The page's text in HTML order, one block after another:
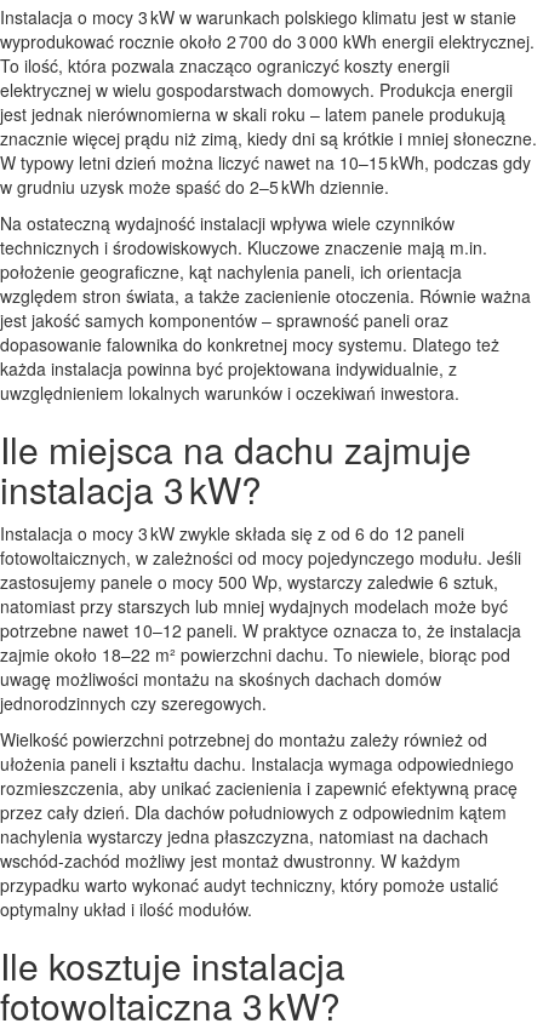
Instalacja o mocy 3 kW w warunkach polskiego klimatu jest w stanie
wyprodukować rocznie około 2 700 do 3 000 kWh energii elektrycznej.
To ilość, która pozwala znacząco ograniczyć koszty energii
elektrycznej w wielu gospodarstwach domowych. Produkcja energii
jest jednak nierównomierna w skali roku – latem panele produkują
znacznie więcej prądu niż zimą, kiedy dni są krótkie i mniej słoneczne.
W typowy letni dzień można liczyć nawet na 10–15 kWh, podczas gdy
w grudniu uzysk może spaść do 2–5 kWh dziennie.
Na ostateczną wydajność instalacji wpływa wiele czynników
technicznych i środowiskowych. Kluczowe znaczenie mają m.in.
położenie geograficzne, kąt nachylenia paneli, ich orientacja
względem stron świata, a także zacienienie otoczenia. Równie ważna
jest jakość samych komponentów – sprawność paneli oraz
dopasowanie falownika do konkretnej mocy systemu. Dlatego też
każda instalacja powinna być projektowana indywidualnie, z
uwzględnieniem lokalnych warunków i oczekiwań inwestora.
Ile miejsca na dachu zajmuje
instalacja 3 kW?
Instalacja o mocy 3 kW zwykle składa się z od 6 do 12 paneli
fotowoltaicznych, w zależności od mocy pojedynczego modułu. Jeśli
zastosujemy panele o mocy 500 Wp, wystarczy zaledwie 6 sztuk,
natomiast przy starszych lub mniej wydajnych modelach może być
potrzebne nawet 10–12 paneli. W praktyce oznacza to, że instalacja
zajmie około 18–22 m² powierzchni dachu. To niewiele, biorąc pod
uwagę możliwości montażu na skośnych dachach domów
jednorodzinnych czy szeregowych.
Wielkość powierzchni potrzebnej do montażu zależy również od
ułożenia paneli i kształtu dachu. Instalacja wymaga odpowiedniego
rozmieszczenia, aby unikać zacienienia i zapewnić efektywną pracę
przez cały dzień. Dla dachów południowych z odpowiednim kątem
nachylenia wystarczy jedna płaszczyzna, natomiast na dachach
wschód-zachód możliwy jest montaż dwustronny. W każdym
przypadku warto wykonać audyt techniczny, który pomoże ustalić
optymalny układ i ilość modułów.
Ile kosztuje instalacja
fotowoltaiczna 3 kW?